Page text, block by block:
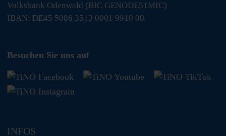
Volksbank Odenwald (BIC GENODE51MIC)
IBAN: DE45 5086 3513 0001 9910 00
Besuchen Sie uns auf
INFOS